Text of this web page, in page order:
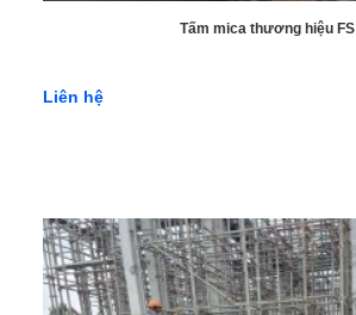
Tấm mica thương hiệu FS
Liên hệ